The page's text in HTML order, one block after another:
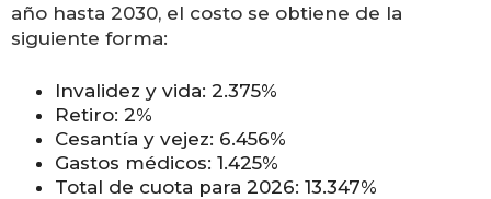
año hasta 2030, el costo se obtiene de la
siguiente forma:
Invalidez y vida: 2.375%
Retiro: 2%
Cesantía y vejez: 6.456%
Gastos médicos: 1.425%
Total de cuota para 2026: 13.347%